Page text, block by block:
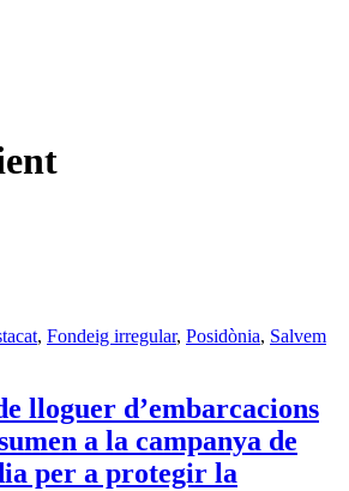
, Fondeig irregular, Posidònia, Salvem
lloguer d’embarcacions
a la campanya de
per a protegir la